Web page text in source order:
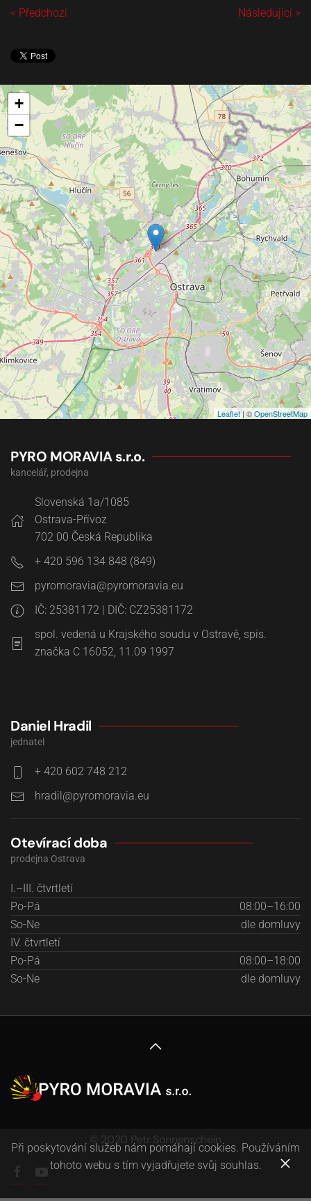
< Předchozí Následující >
+
−
Leaflet| ©OpenStreetMap
PYRO MORAVIA s.r.o.
kancelář, prodejna
Slovenská 1a/1085
Ostrava-Přívoz
702 00 Česká Republika
+ 420 596 134 848 (849)
IČ: 25381172 | DIČ: CZ25381172
spol. vedená u Krajského soudu v Ostravě, spis.
značka C 16052, 11.09 1997
Daniel Hradil
jednatel
+ 420 602 748 212
Otevírací doba
prodejna Ostrava
I.–III. čtvrtletí
Po-Pá
08:00–16:00
So-Ne
dle domluvy
IV. čtvrtletí
Po-Pá
08:00–18:00
So-Ne
dle domluvy
© 2020 Petr Sonnenschein
Při poskytování služeb nám pomáhají cookies. Používáním
tohoto webu s tím vyjadřujete svůj souhlas.